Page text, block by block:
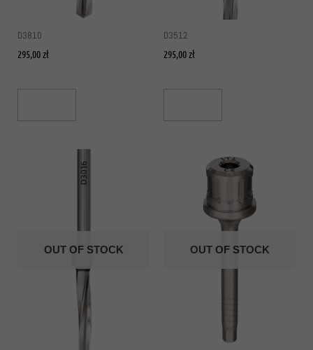
D3810
295,00zł
D3512
295,00zł
OUT OF STOCK OUT OF STOCK